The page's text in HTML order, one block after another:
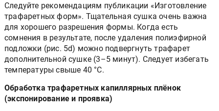
Следуйте рекомендациям публикации «Изготовление
трафаретных форм». Тщательная сушка очень важна
для хорошего разрешения формы. Когда есть
сомнения в результате, после удаления полиэфирной
подложки (рис. 5d) можно подвергнуть трафарет
дополнительной сушке (3–5 минут). Следует избегать
температуры свыше 40 °С.
Обработка трафаретных капиллярных плёнок
(экспонирование и проявка)